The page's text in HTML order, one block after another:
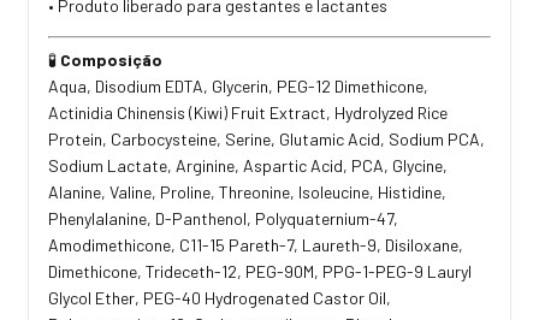
• Produto liberado para gestantes e lactantes
🧪 Composição
Aqua, Disodium EDTA, Glycerin, PEG-12 Dimethicone,
Actinidia Chinensis (Kiwi) Fruit Extract, Hydrolyzed Rice
Protein, Carbocysteine, Serine, Glutamic Acid, Sodium PCA,
Sodium Lactate, Arginine, Aspartic Acid, PCA, Glycine,
Alanine, Valine, Proline, Threonine, Isoleucine, Histidine,
Phenylalanine, D-Panthenol, Polyquaternium-47,
Amodimethicone, C11-15 Pareth-7, Laureth-9, Disiloxane,
Dimethicone, Trideceth-12, PEG-90M, PPG-1-PEG-9 Lauryl
Glycol Ether, PEG-40 Hydrogenated Castor Oil,